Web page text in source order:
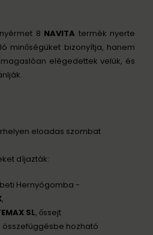
8 NAVITA termék nyerte
minőségüket bizonyítja, hanem
elégedettek velük, és
díjazták:
Hernyógomba -
,
SL, őssejt
hozható